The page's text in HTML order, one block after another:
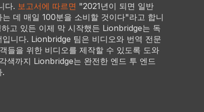
다. 보고서에 따르면 "2021년이 되면 일반
데 매일 100분을 소비할 것이다"라고 합니
고 있든 이제 막 시작했든 Lionbridge는 독
니다. Lionbridge 팀은 비디오와 번역 전문
들을 위한 비디오를 제작할 수 있도록 도와
색까지 Lionbridge는 완전한 엔드 투 엔드
.